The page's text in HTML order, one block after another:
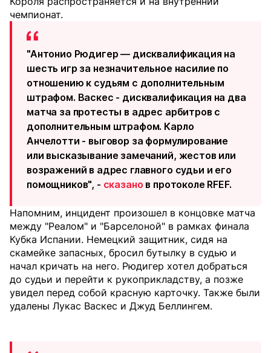
чемпионат.
"Антонио Рюдигер — дисквалификация на
шесть игр за незначительное насилие по
отношению к судьям с дополнительным
штрафом. Васкес - дисквалификация на два
матча за протесты в адрес арбитров с
дополнительным штрафом. Карло
Анчелотти - выговор за формулирование
или высказывание замечаний, жестов или
возражений в адрес главного судьи и его
помощников", - сказано в протоколе RFEF.
Напомним, инцидент произошел в концовке матча
между "Реалом" и "Барселоной" в рамках финала
Кубка Испании. Немецкий защитник, сидя на
скамейке запасных, бросил бутылку в судью и
начал кричать на него. Рюдигер хотел добраться
до судьи и перейти к рукоприкладству, а позже
увидел перед собой красную карточку. Также были
удалены Лукас Васкес и Джуд Беллингем.